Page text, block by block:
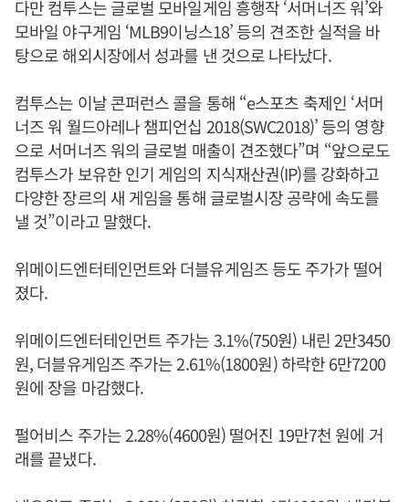
다만 컴투스는 글로벌 모바일게임 흥행작 ‘서머너즈 워’와
모바일 야구게임 ‘MLB9이닝스18’ 등의 견조한 실적을 바
탕으로 해외시장에서 성과를 낸 것으로 나타났다.
컴투스는 이날 콘퍼런스 콜을 통해 “e스포츠 축제인 ‘서머
너즈 워 월드아레나 챔피언십 2018(SWC2018)’ 등의 영향
으로 서머너즈 워의 글로벌 매출이 견조했다”며 “앞으로도
컴투스가 보유한 인기 게임의 지식재산권(IP)를 강화하고
다양한 장르의 새 게임을 통해 글로벌시장 공략에 속도를
낼 것”이라고 말했다.
위메이드엔터테인먼트와 더블유게임즈 등도 주가가 떨어
졌다.
위메이드엔터테인먼트 주가는 3.1%(750원) 내린 2만3450
원, 더블유게임즈 주가는 2.61%(1800원) 하락한 6만7200
원에 장을 마감했다.
펄어비스 주가는 2.28%(4600원) 떨어진 19만7천 원에 거
래를 끝냈다.